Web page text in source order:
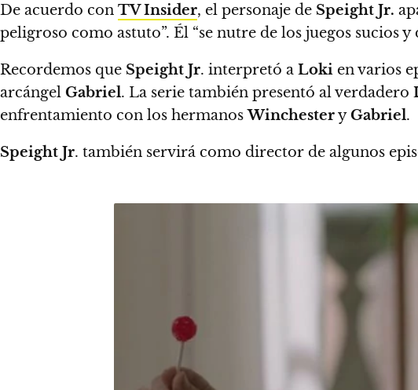
De acuerdo con TV Insider, el personaje de Speight Jr.
peligroso como astuto”. Él “se nutre de los juegos sucios
Recordemos que Speight Jr. interpretó a Loki en varios
arcángel Gabriel. La serie también presentó al verdadero
enfrentamiento con los hermanosWinchesteryGabriel.
Speight Jr. también servirá como director de algunos